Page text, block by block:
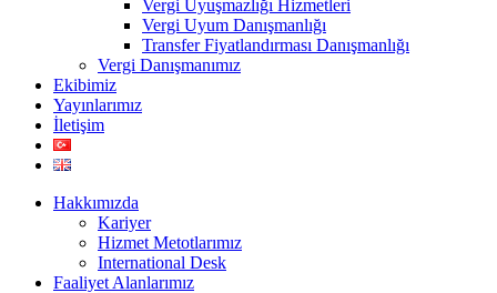
Vergi Uyuşmazlığı Hizmetleri
Vergi Uyum Danışmanlığı
Transfer Fiyatlandırması Danışmanlığı
Vergi Danışmanımız
Ekibimiz
Yayınlarımız
İletişim
Hakkımızda
Kariyer
Hizmet Metotlarımız
International Desk
Faaliyet Alanlarımız